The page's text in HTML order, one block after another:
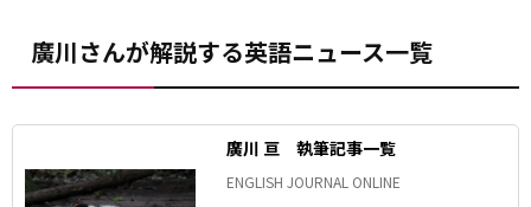
廣川さんが解説する英語ニュース一覧
廣川 亘 執筆記事一覧
ENGLISH JOURNAL ONLINE